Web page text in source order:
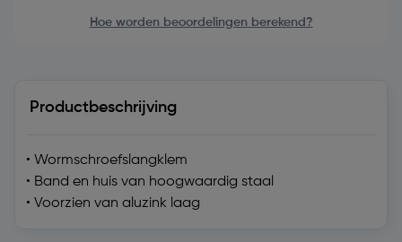
Hoe worden beoordelingen berekend?
Productbeschrijving
• Wormschroefslangklem
• Band en huis van hoogwaardig staal
• Voorzien van aluzink laag